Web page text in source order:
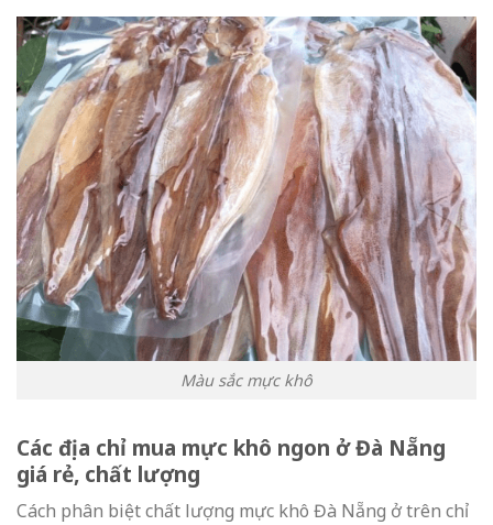
Màu sắc mực khô
Các địa chỉ mua mực khô ngon ở Đà Nẵng
giá rẻ, chất lượng
Cách phân biệt chất lượng mực khô Đà Nẵng ở trên chỉ